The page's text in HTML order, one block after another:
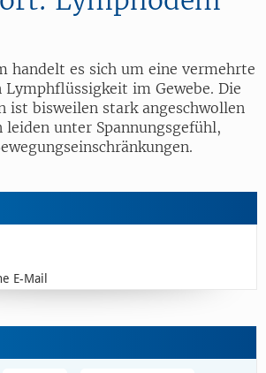
handelt es sich um eine vermehrte
Lymphflüssigkeit im Gewebe. Die
ist bisweilen stark angeschwollen
leiden unter Spannungsgefühl,
E-Mail